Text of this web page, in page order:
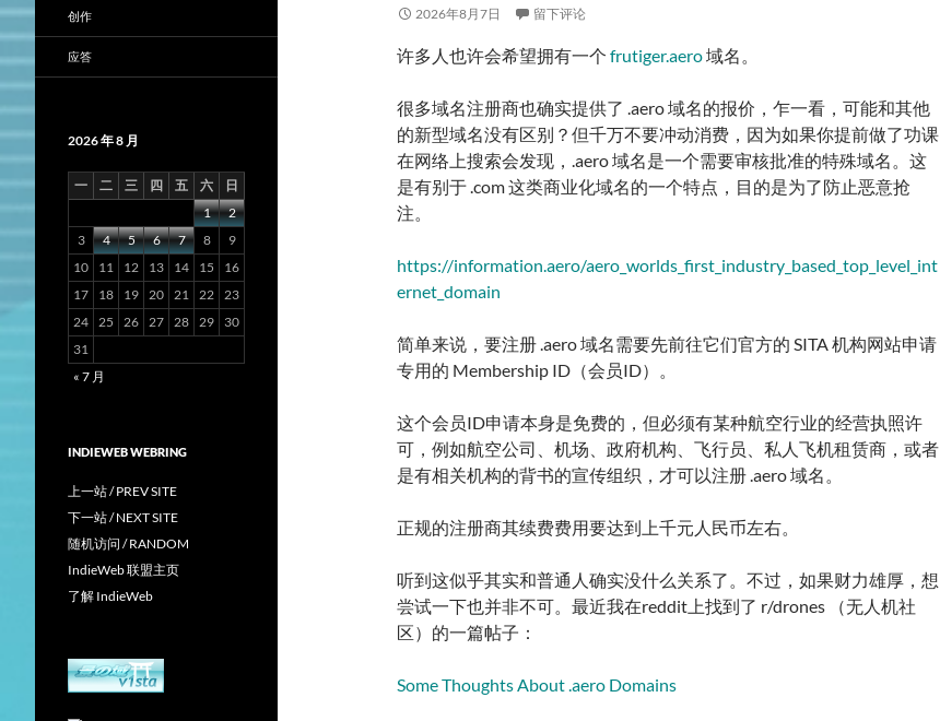
2026年8月7日 留下评论
许多人也许会希望拥有一个 frutiger.aero域名。
很多域名注册商也确实提供了 .aero 域名的报价，乍一看，可能和其他
的新型域名没有区别？但千万不要冲动消费，因为如果你提前做了功课
在网络上搜索会发现，.aero 域名是一个需要审核批准的特殊域名。这
是有别于 .com 这类商业化域名的一个特点，目的是为了防止恶意抢
注。
https://information.aero/aero_worlds_first_industry_based_top_level_int
ernet_domain
简单来说，要注册 .aero 域名需要先前往它们官方的 SITA 机构网站申请
专用的 Membership ID（会员ID）。
这个会员ID申请本身是免费的，但必须有某种航空行业的经营执照许
可，例如航空公司、机场、政府机构、飞行员、私人飞机租赁商，或者
是有相关机构的背书的宣传组织，才可以注册 .aero 域名。
正规的注册商其续费费用要达到上千元人民币左右。
听到这似乎其实和普通人确实没什么关系了。不过，如果财力雄厚，想
尝试一下也并非不可。最近我在reddit上找到了 r/drones （无人机社
区）的一篇帖子：
Some Thoughts About .aero Domains
创作
应答
2026 年 8 月
一 二 三 四 五 六
日
1
2
3
4 5 6 7 8
9
10
11 12 13 14 15
16
17
18 19 20 21 22 23
24 25 26 27 28 29
30
31
« 7 月
INDIEWEB WEBRING
上一站 / PREV SITE
下一站 / NEXT SITE
随机访问 / RANDOM
IndieWeb 联盟主页
了解 IndieWeb